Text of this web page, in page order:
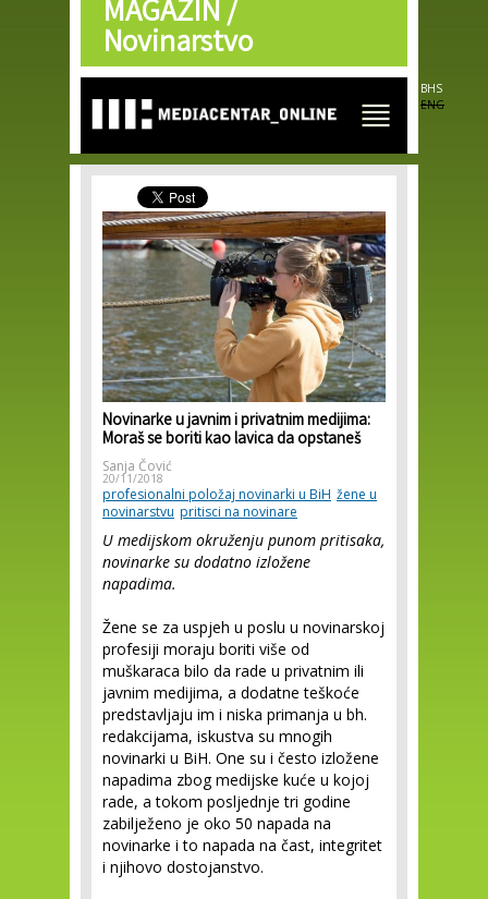
Skip to
main
content
MAGAZIN /
Novinarstvo
BHS
ENG
Novinarke u javnim i privatnim medijima:
Moraš se boriti kao lavica da opstaneš
Sanja Čović
20/11/2018
profesionalni položaj novinarki u BiH žene u
novinarstvu pritisci na novinare
U medijskom okruženju punom pritisaka,
novinarke su dodatno izložene
napadima.
Žene se za uspjeh u poslu u novinarskoj
profesiji moraju boriti više od
muškaraca bilo da rade u privatnim ili
javnim medijima, a dodatne teškoće
predstavljaju im i niska primanja u bh.
redakcijama, iskustva su mnogih
novinarki u BiH. One su i često izložene
napadima zbog medijske kuće u kojoj
rade, a tokom posljednje tri godine
zabilježeno je oko 50 napada na
novinarke i to napada na čast, integritet
i njihovo dostojanstvo.